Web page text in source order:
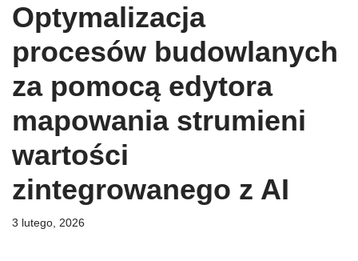
Optymalizacja
procesów budowlanych
za pomocą edytora
mapowania strumieni
wartości
zintegrowanego z AI
3 lutego, 2026